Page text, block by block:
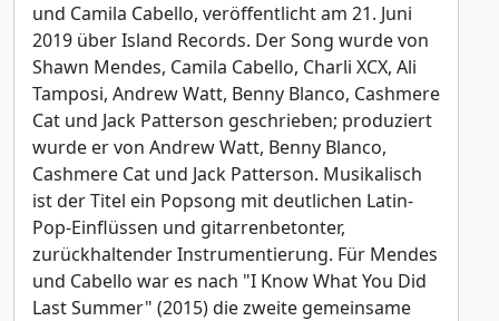
und Camila Cabello, veröffentlicht am 21. Juni
2019 über Island Records. Der Song wurde von
Shawn Mendes, Camila Cabello, Charli XCX, Ali
Tamposi, Andrew Watt, Benny Blanco, Cashmere
Cat und Jack Patterson geschrieben; produziert
wurde er von Andrew Watt, Benny Blanco,
Cashmere Cat und Jack Patterson. Musikalisch
ist der Titel ein Popsong mit deutlichen Latin-
Pop-Einflüssen und gitarrenbetonter,
zurückhaltender Instrumentierung. Für Mendes
und Cabello war es nach "I Know What You Did
Last Summer" (2015) die zweite gemeinsame